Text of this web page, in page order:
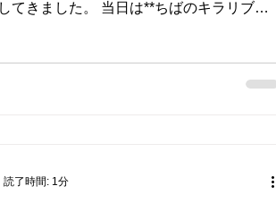
当日は**ちばのキラリブー
だれ」 発酵の力を活かして、料理の“あと
食販売でいただいた声が励みに 当日は試食
読了時間: 1分